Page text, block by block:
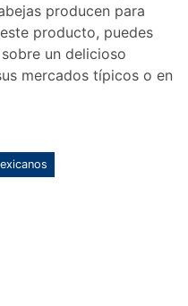
producen para
producto, puedes
sobre un delicioso
mercados típicos o en